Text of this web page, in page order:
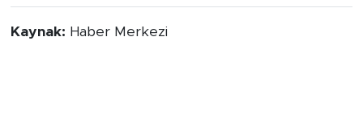
Kaynak: Haber Merkezi